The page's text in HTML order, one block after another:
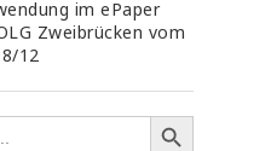
im ePaper
Zweibrücken vom
12